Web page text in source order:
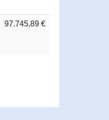
97.745,89 €